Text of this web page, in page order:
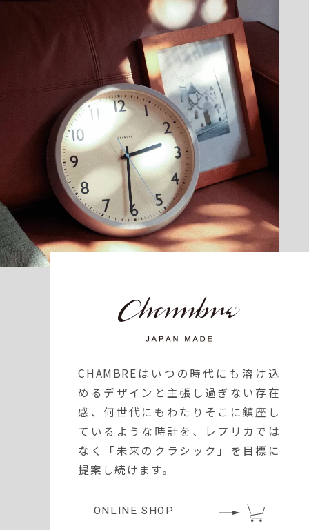
CHAMBREはいつの時代にも溶け込
めるデザインと主張し過ぎない存在
感、何世代にもわたりそこに鎮座し
ているような時計を、レプリカでは
なく「未来のクラシック」を目標に
提案し続けます。
ONLINE SHOP